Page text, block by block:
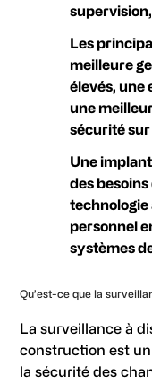
Les
meilleure
élevés,
une
sécurité
Une
des besoins
personnel
systèmes
Qu’est-ce que la
La surveillance à
construction est
la sécurité des